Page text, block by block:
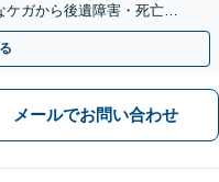
ガから後遺障害・死亡事
認下さい。
メールでお問い合わせ